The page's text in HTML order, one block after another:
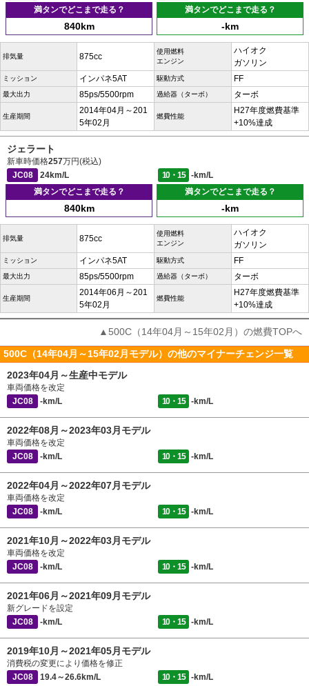
満タンでどこまで走る？
840km
満タンでどこまで走る？
-km
排気量 875cc
使用燃料
エンジン
ハイオク
ガソリン
ミッション インパネ5AT 駆動方式 FF
最大出力 85ps/5500rpm 過給器（ターボ） ターボ
生産期間
2014年04月～201
5年02月
燃費性能
H27年度燃費基準
+10%達成
ジェラート
新車時価格257万円(税込)
JC08
24km/L 10・15
-km/L
満タンでどこまで走る？
840km
満タンでどこまで走る？
-km
排気量 875cc
使用燃料
エンジン
ハイオク
ガソリン
ミッション インパネ5AT 駆動方式 FF
最大出力 85ps/5500rpm 過給器（ターボ） ターボ
生産期間
2014年06月～201
5年02月
燃費性能
H27年度燃費基準
+10%達成
▲500C（14年04月～15年02月）の燃費TOPへ
500C（14年04月～15年02月モデル）の他のマイナーチェンジ一覧
2023年04月～生産中モデル
車両価格を改定
JC08
-km/L 10・15 -km/L
2022年08月～2023年03月モデル
車両価格を改定
JC08
-km/L 10・15 -km/L
2022年04月～2022年07月モデル
車両価格を改定
JC08
-km/L 10・15 -km/L
2021年10月～2022年03月モデル
車両価格を改定
JC08
-km/L 10・15 -km/L
2021年06月～2021年09月モデル
新グレードを設定
JC08
-km/L 10・15 -km/L
2019年10月～2021年05月モデル
消費税の変更により価格を修正
JC08
19.4～26.6km/L 10・15 -km/L